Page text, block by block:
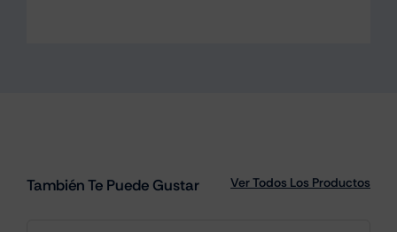
También Te Puede Gustar Ver Todos Los Productos